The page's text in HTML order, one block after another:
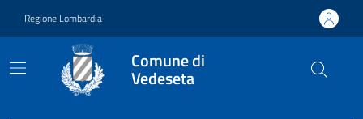
Regione Lombardia
Comune di
Vedeseta